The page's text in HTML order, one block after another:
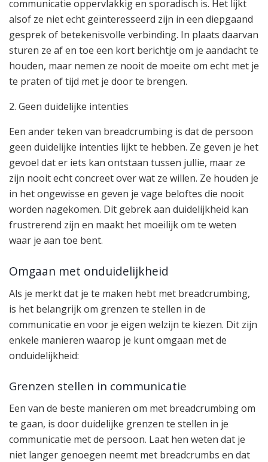
communicatie oppervlakkig en sporadisch is. Het lijkt
alsof ze niet echt geïnteresseerd zijn in een diepgaand
gesprek of betekenisvolle verbinding. In plaats daarvan
sturen ze af en toe een kort berichtje om je aandacht te
houden, maar nemen ze nooit de moeite om echt met je
te praten of tijd met je door te brengen.
2. Geen duidelijke intenties
Een ander teken van breadcrumbing is dat de persoon
geen duidelijke intenties lijkt te hebben. Ze geven je het
gevoel dat er iets kan ontstaan tussen jullie, maar ze
zijn nooit echt concreet over wat ze willen. Ze houden je
in het ongewisse en geven je vage beloftes die nooit
worden nagekomen. Dit gebrek aan duidelijkheid kan
frustrerend zijn en maakt het moeilijk om te weten
waar je aan toe bent.
Omgaan met onduidelijkheid
Als je merkt dat je te maken hebt met breadcrumbing,
is het belangrijk om grenzen te stellen in de
communicatie en voor je eigen welzijn te kiezen. Dit zijn
enkele manieren waarop je kunt omgaan met de
onduidelijkheid:
Grenzen stellen in communicatie
Een van de beste manieren om met breadcrumbing om
te gaan, is door duidelijke grenzen te stellen in je
communicatie met de persoon. Laat hen weten dat je
niet langer genoegen neemt met breadcrumbs en dat